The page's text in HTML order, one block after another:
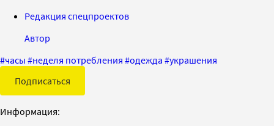
Редакция спецпроектов
Автор
#часы #неделя потребления #одежда #украшения
Подписаться
Информация: